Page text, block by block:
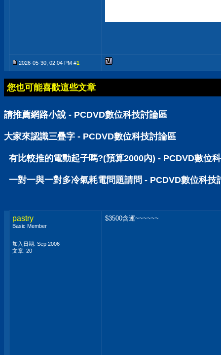
2026-05-30, 02:04 PM #1
您也可能喜歡這些文章
請推薦網路小說 - PCDVD數位科技討論區
大家來認識三疊字 - PCDVD數位科技討論區
有比較推的電動起子嗎?(預算2000內) - PCDVD數位
一對一與一對多冷氣耗電問題請問 - PCDVD數位科技
pastry
Basic Member
加入日期: Sep 2006
文章: 20
$3500含運~~~~~~